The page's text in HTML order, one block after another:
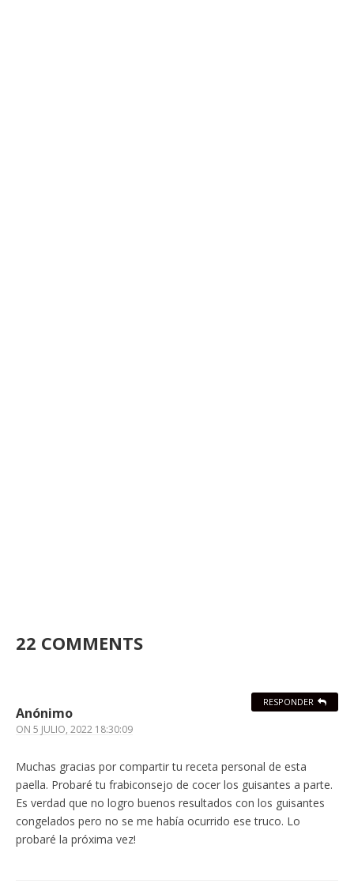
22 COMMENTS
Anónimo
ON 5 JULIO, 2022 18:30:09
Muchas gracias por compartir tu receta personal de esta
paella. Probaré tu frabiconsejo de cocer los guisantes a parte.
Es verdad que no logro buenos resultados con los guisantes
congelados pero no se me había ocurrido ese truco. Lo
probaré la próxima vez!
RESPONDER